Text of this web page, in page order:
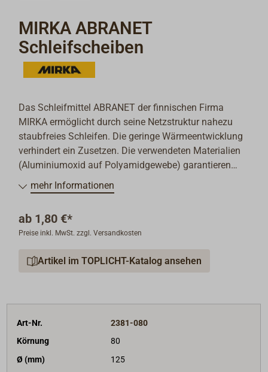
MIRKA ABRANET
Schleifscheiben
Das Schleifmittel ABRANET der finnischen Firma
MIRKA ermöglicht durch seine Netzstruktur nahezu
staubfreies Schleifen. Die geringe Wärmeentwicklung
verhindert ein Zusetzen. Die verwendeten Materialien
(Aluminiumoxid auf Polyamidgewebe) garantieren
eine hohe Standzeit. Verwendbar mit jeder
handelsüblichen Schleifmaschine und der MIRKA-
optimale Staubabsaugung und ihr Arbeitsbereich
bleibt sauber. Die Kletthaftung erlaubt einen schnellen
Runde Schleifscheiben, geeignet vor allem für
mehr Informationen
ab 1,80 €*
Preise inkl. MwSt. zzgl. Versandkosten
Artikel im TOPLICHT-Katalog ansehen
Art-Nr.
2381-080
Körnung
80
Ø (mm)
125